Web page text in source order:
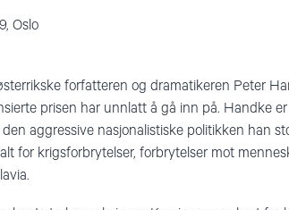
Oslo
forfatteren og dramatikeren Peter
prisen har unnlatt å gå inn på. Handke
aggressive nasjonalistiske politikken han
for krigsforbrytelser, forbrytelser mot